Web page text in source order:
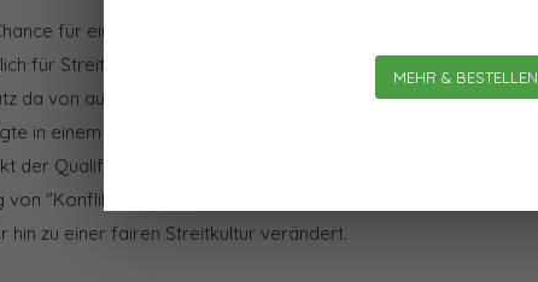
MEHR & BESTELLEN
für eine neue Konfliktkultur in Unternehmen
für Streitigkeiten zwischen Schülern entwickelt,
da von aus, dass "peers", Gleichgestellte, Interne –
in einem Konflikt sind – durch Streitsituationen
der Qualifizierung zum Betrieblichen Konfliktlotsen
"Konfliktkompetenz", die im Idealfall die
hin zu einer fairen Streitkultur verändert.